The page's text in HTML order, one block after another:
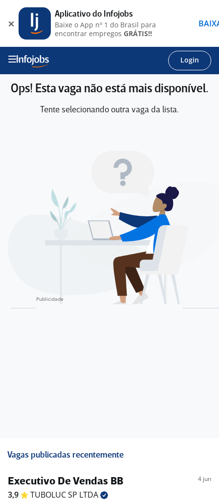
Login
Ops! Esta vaga não está mais disponível.
Tente selecionando outra vaga da lista.
Vagas publicadas recentemente
Executivo De Vendas BB 4 jun
3,9 TUBOLUC SP LTDA
Aplicativo do Infojobs
Baixe o App nº 1 do Brasil para
encontrar empregos GRÁTIS!!